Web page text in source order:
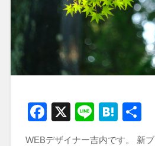
Facebook
X Line
有
WEBデザイナー吉内です。 新